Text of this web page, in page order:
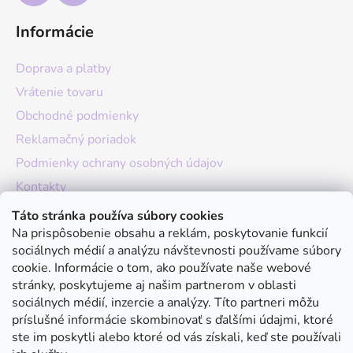
Táto stránka používa súbory cookies
Na prispôsobenie obsahu a reklám, poskytovanie funkcií
sociálnych médií a analýzu návštevnosti používame súbory
cookie. Informácie o tom, ako používate naše webové
stránky, poskytujeme aj našim partnerom v oblasti
sociálnych médií, inzercie a analýzy. Títo partneri môžu
príslušné informácie skombinovať s ďalšími údajmi, ktoré
ste im poskytli alebo ktoré od vás získali, keď ste používali
Informácie
Doprava a platby
Vrátenie tovaru
Obchodné podmienky
Reklamačný poriadok
Podmienky ochrany osobných údajov
Kontakty
O nás
Hodnotenie obchodu
Moja objednávka
Instagram